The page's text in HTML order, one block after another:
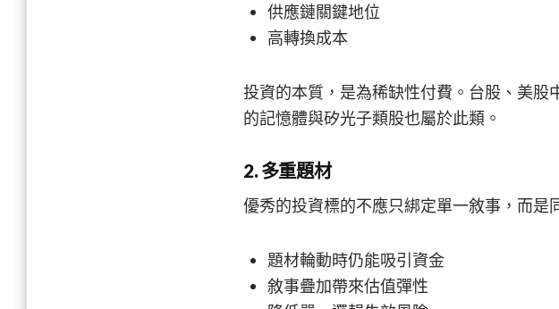
供應鏈關鍵地位
高轉換成本
投資的本質，是為稀缺性付費。台股、美股
的記憶體與矽光子類股也屬於此類。
2. 多重題材
優秀的投資標的不應只綁定單一敘事，而是
題材輪動時仍能吸引資金
敘事疊加帶來估值彈性